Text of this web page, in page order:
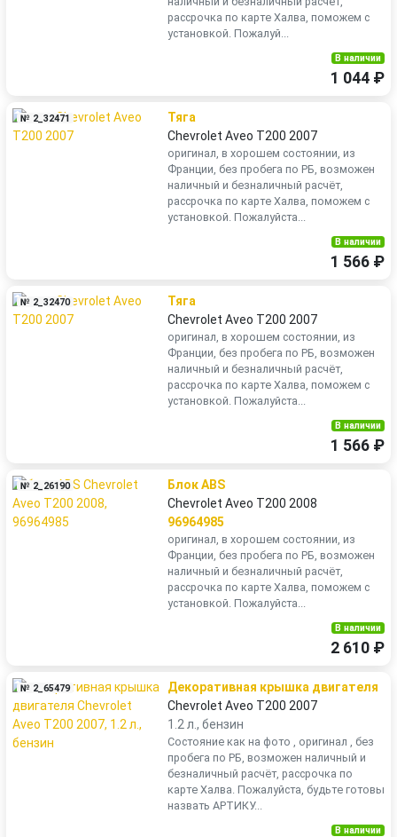
рассрочка по карте Халва, поможем с
установкой. Пожалуй...
В наличии
1 044 ₽
№ 2_32471
Тяга
Chevrolet Aveo T200 2007
оригинал, в хорошем состоянии, из
Франции, без пробега по РБ, возможен
наличный и безналичный расчёт,
рассрочка по карте Халва, поможем с
установкой. Пожалуйста...
В наличии
1 566 ₽
№ 2_32470
Тяга
Chevrolet Aveo T200 2007
оригинал, в хорошем состоянии, из
Франции, без пробега по РБ, возможен
наличный и безналичный расчёт,
рассрочка по карте Халва, поможем с
установкой. Пожалуйста...
В наличии
1 566 ₽
№ 2_26190
Блок ABS
Chevrolet Aveo T200 2008
96964985
оригинал, в хорошем состоянии, из
Франции, без пробега по РБ, возможен
наличный и безналичный расчёт,
рассрочка по карте Халва, поможем с
установкой. Пожалуйста...
В наличии
2 610 ₽
№ 2_65479
Декоративная крышка двигателя
Chevrolet Aveo T200 2007
1.2 л., бензин
Состояние как на фото , оригинал , без
пробега по РБ, возможен наличный и
безналичный расчёт, рассрочка по
карте Халва. Пожалуйста, будьте готовы
назвать АРТИКУ...
В наличии